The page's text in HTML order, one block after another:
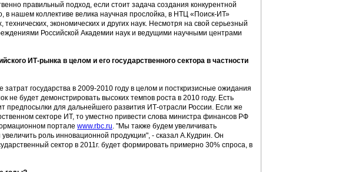
правильный подход, если стоит задача создания конкурентной
в нашем коллективе велика научная прослойка, в НТЦ «Поиск-ИТ»
экономических и других наук. Несмотря на свой серьезный
Российской Академии наук и ведущими научными центрами
ИТ-рынка в целом и его государственного сектора в частности
государства в 2009-2010 году в целом и посткризисные ожидания
не будет демонстрировать высоких темпов роста в 2010 году. Есть
предпосылки для дальнейшего развития ИТ-отрасли России. Если же
секторе ИТ, то уместно привести слова министра финансов РФ
портале www.rbc.ru. "Мы также будем увеличивать
роль инновационной продукции", - сказал А.Кудрин. Он
сектор в 2011г. будет формировать примерно 30% спроса, в